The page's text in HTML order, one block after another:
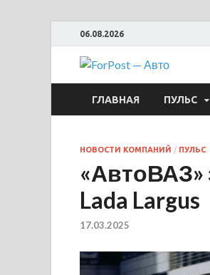
06.08.2026
ГЛАВНАЯ ПУЛЬС
НОВОСТИ КОМПАНИЙ / ПУЛЬС
«АвтоВАЗ»
Lada Largus
17.03.2025